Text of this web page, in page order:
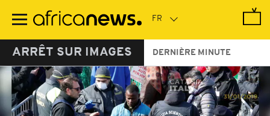
contenu
ARRÊT SUR IMAGES DERNIÈRE MINUTE